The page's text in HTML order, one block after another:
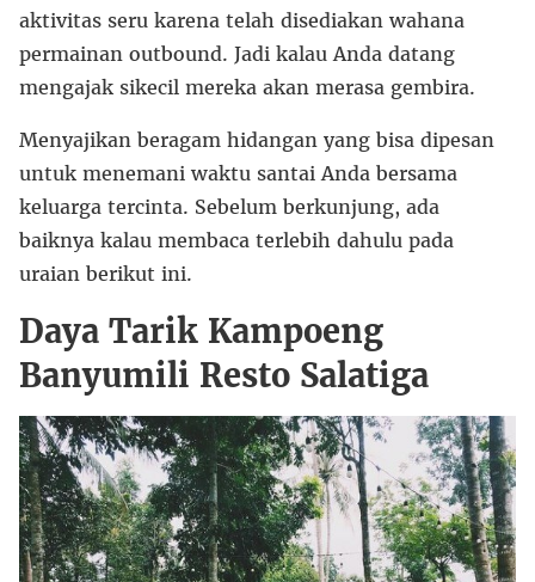
aktivitas seru karena telah disediakan wahana
permainan outbound. Jadi kalau Anda datang
mengajak sikecil mereka akan merasa gembira.
Menyajikan beragam hidangan yang bisa dipesan
untuk menemani waktu santai Anda bersama
keluarga tercinta. Sebelum berkunjung, ada
baiknya kalau membaca terlebih dahulu pada
uraian berikut ini.
Daya Tarik Kampoeng
Banyumili Resto Salatiga